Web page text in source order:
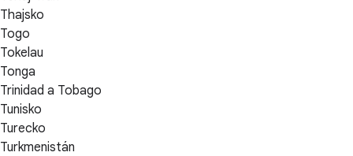
Thajsko
Togo
Tokelau
Tonga
Trinidad a Tobago
Tunisko
Turecko
Turkmenistán